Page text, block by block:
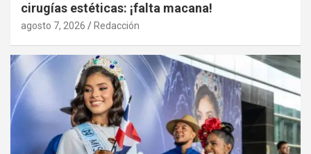
cirugías estéticas: ¡falta macana!
agosto 7, 2026 Redacción